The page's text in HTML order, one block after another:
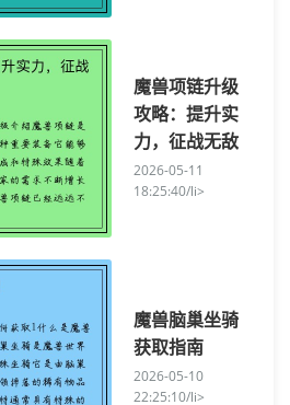
魔兽项链升级
攻略：提升实
力，征战无敌
2026-05-11
18:25:40/li>
魔兽脑巢坐骑
获取指南
2026-05-10
22:25:10/li>